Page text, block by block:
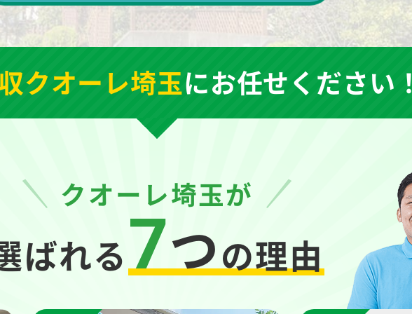
クオーレ埼玉にお任せください！
クオーレ埼玉が
ばれる7つの理由